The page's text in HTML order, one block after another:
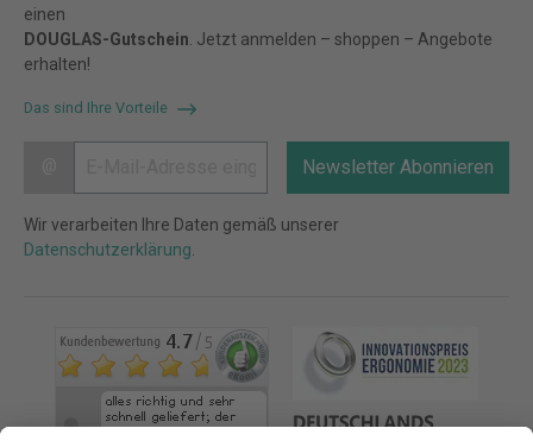
einen
DOUGLAS-Gutschein . Jetzt anmelden – shoppen – Angebote
erhalten!
Das sind Ihre Vorteile
Newsletter Abonnieren
Wir verarbeiten Ihre Daten gemäß unserer
Datenschutzerklärung